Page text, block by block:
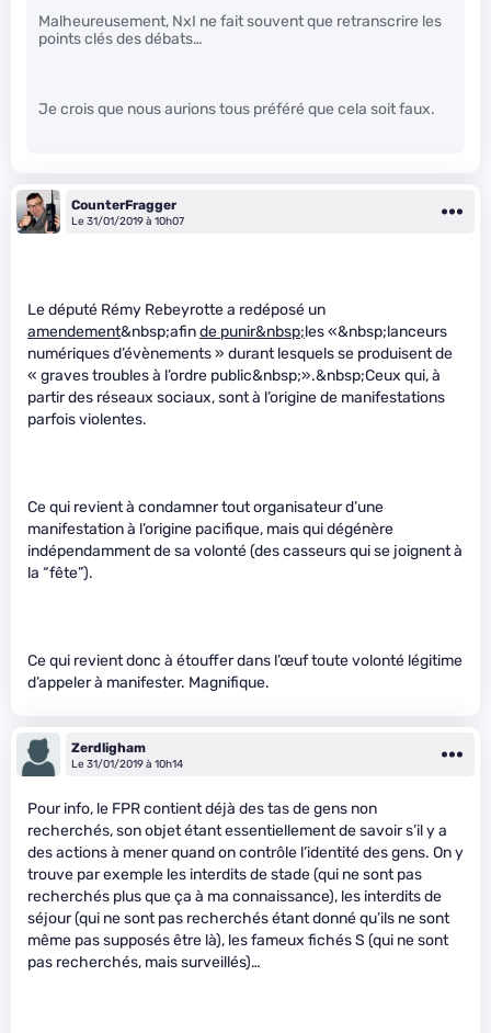
Malheureusement, NxI ne fait souvent que retranscrire les
points clés des débats…
Je crois que nous aurions tous préféré que cela soit faux.
CounterFragger
Le 31/01/2019 à 10h07
Le député Rémy Rebeyrotte a redéposé un
amendement&nbsp;afinde punir&nbsp;les «&nbsp;lanceurs
numériques d’évènements » durant lesquels se produisent de
« graves troubles à l’ordre public&nbsp;».&nbsp;Ceux qui, à
partir des réseaux sociaux, sont à l’origine de manifestations
parfois violentes.
Ce qui revient à condamner tout organisateur d’une
manifestation à l’origine pacifique, mais qui dégénère
indépendamment de sa volonté (des casseurs qui se joignent à
la “fête”).
Ce qui revient donc à étouffer dans l’œuf toute volonté légitime
d’appeler à manifester. Magnifique.
Zerdligham
Le 31/01/2019 à 10h14
Pour info, le FPR contient déjà des tas de gens non
recherchés, son objet étant essentiellement de savoir s’il y a
des actions à mener quand on contrôle l’identité des gens. On y
trouve par exemple les interdits de stade (qui ne sont pas
recherchés plus que ça à ma connaissance), les interdits de
séjour (qui ne sont pas recherchés étant donné qu’ils ne sont
même pas supposés être là), les fameux fichés S (qui ne sont
pas recherchés, mais surveillés)…